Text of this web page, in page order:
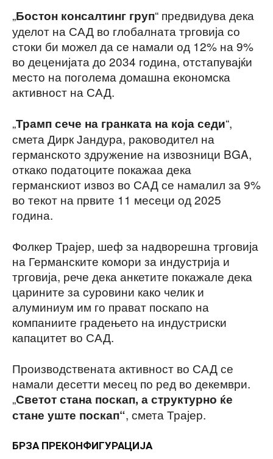
„Бостон консалтинг груп“ предвидува дека
уделот на САД во глобалната трговија со
стоки би можел да се намали од 12% на 9%
во деценијата до 2034 година, отстапувајќи
место на поголема домашна економска
активност на САД.
„Трамп сече на гранката на која седи“,
смета Дирк Јандура, раководител на
германското здружение на извозници BGA,
откако податоците покажаа дека
германскиот извоз во САД се намалил за 9%
во текот на првите 11 месеци од 2025
година.
Фолкер Трајер, шеф за надворешна трговија
на Германските комори за индустрија и
трговија, рече дека анкетите покажале дека
царините за суровини како челик и
алуминиум им го прават поскапо на
компаниите градењето на индустриски
капацитет во САД.
Производствената активност во САД се
намали десетти месец по ред во декември.
„Светот стана поскап, а структурно ќе
стане уште поскап“, смета Трајер.
БРЗА ПРЕКОНФИГУРАЦИЈА